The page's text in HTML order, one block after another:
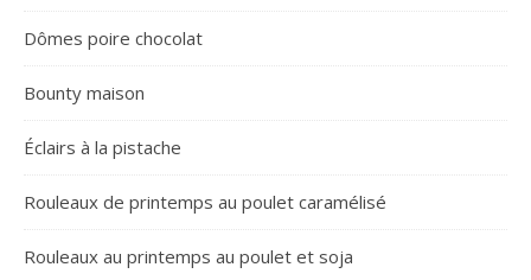
Dômes poire chocolat
Bounty maison
Éclairs à la pistache
Rouleaux de printemps au poulet caramélisé
Rouleaux au printemps au poulet et soja